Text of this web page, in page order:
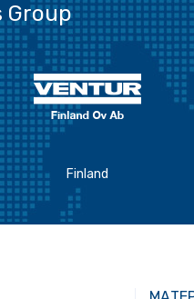
Group
Finland